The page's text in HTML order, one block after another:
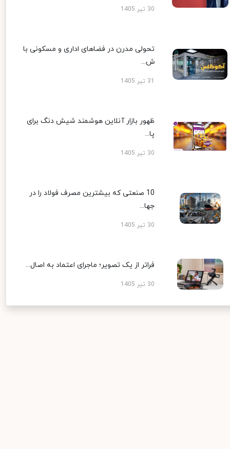
30 تیر 1405
تحولی مدرن در فضاهای اداری و مسکونی با
ش...
ظهور بازار آنلاین هوشمند شیش دنگ برای
پا...
30 تیر 1405
10 صنعتی که بیشترین مصرف فولاد را در
جها...
30 تیر 1405
فراتر از یک تصویر؛ ماجرای اعتماد به اصال...
30 تیر 1405